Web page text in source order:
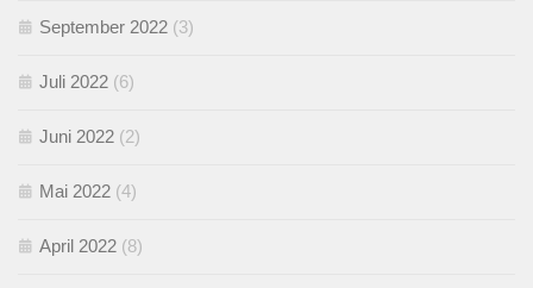
September 2022 (3)
Juli 2022 (6)
Juni 2022 (2)
Mai 2022 (4)
April 2022 (8)